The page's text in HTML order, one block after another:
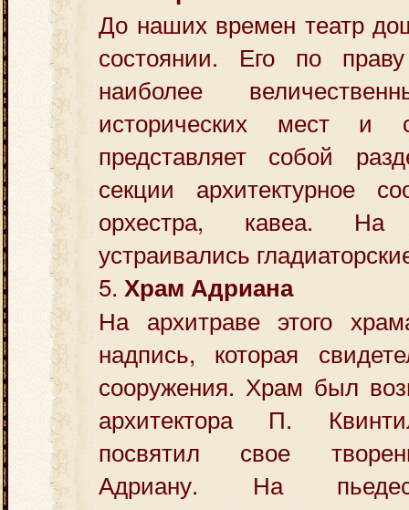
До наших времен театр
состоянии. Его по
наиболее
исторических мест и
представляет собой
секции архитектурное
орхестра, кавеа. На
устраивались
5. Храм Адриана
На архитраве этого
надпись, которая
сооружения. Храм был
архитектора П.
посвятил свое
Адриану. На